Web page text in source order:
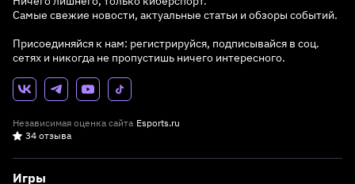
Самые свежие новости, актуальные статьи и обзоры событий.
Присоединяйся к нам: регистрируйся, подписывайся в соц.
сетях и никогда не пропустишь ничего интересного.
Независимая оценка сайта Esports.ru
34 отзыва
Игры